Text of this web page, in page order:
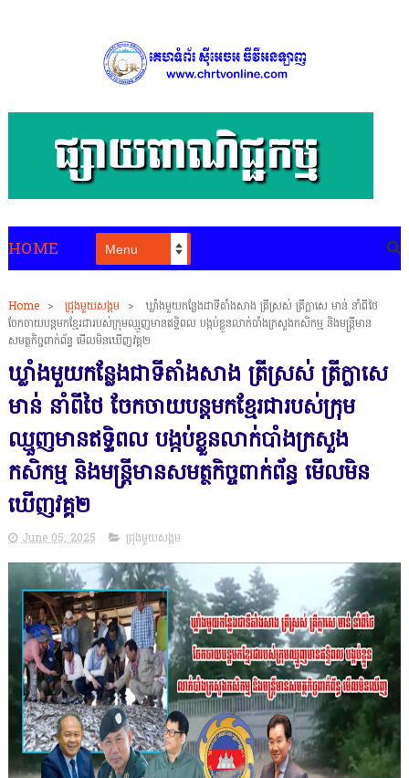
HOME
Home > ជ្រុងមួយសង្គម >
ឃ្លាំងមួយកន្លែងជាទីតាំងសាង ត្រីស្រស់ ត្រីក្លាសេ មាន់ នាំពីថៃ
ចែកចាយបន្តមកខ្មែរជារបស់ក្រុមឈ្មួញមានឥទ្ទិពល បង្កប់ខ្លួនលាក់បាំងក្រសួងកសិកម្ម និងមន្ត្រីមាន
សមត្ថកិច្ចពាក់ព័ន្ធ មើលមិនឃើញវគ្គ២
ឃ្លាំងមួយកន្លែងជាទីតាំងសាង ត្រីស្រស់ ត្រីក្លាសេ
មាន់ នាំពីថៃ ចែកចាយបន្តមកខ្មែរជារបស់ក្រុម
ឈ្មួញមានឥទ្ទិពល បង្កប់ខ្លួនលាក់បាំងក្រសួង
កសិកម្ម និងមន្ត្រីមានសមត្ថកិច្ចពាក់ព័ន្ធ មើលមិន
ឃើញវគ្គ២
June 05, 2025 ជ្រុងមួយសង្គម